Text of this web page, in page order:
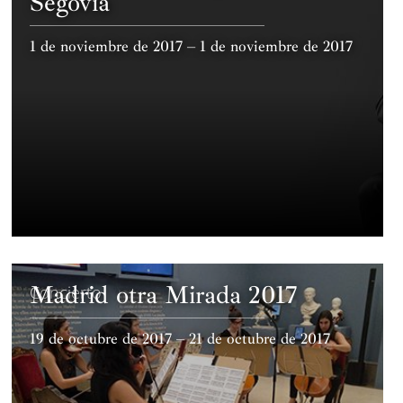
1 de noviembre de 2017 – 1 de noviembre de 2017
Concierto
Madrid otra Mirada 2017
19 de octubre de 2017 – 21 de octubre de 2017